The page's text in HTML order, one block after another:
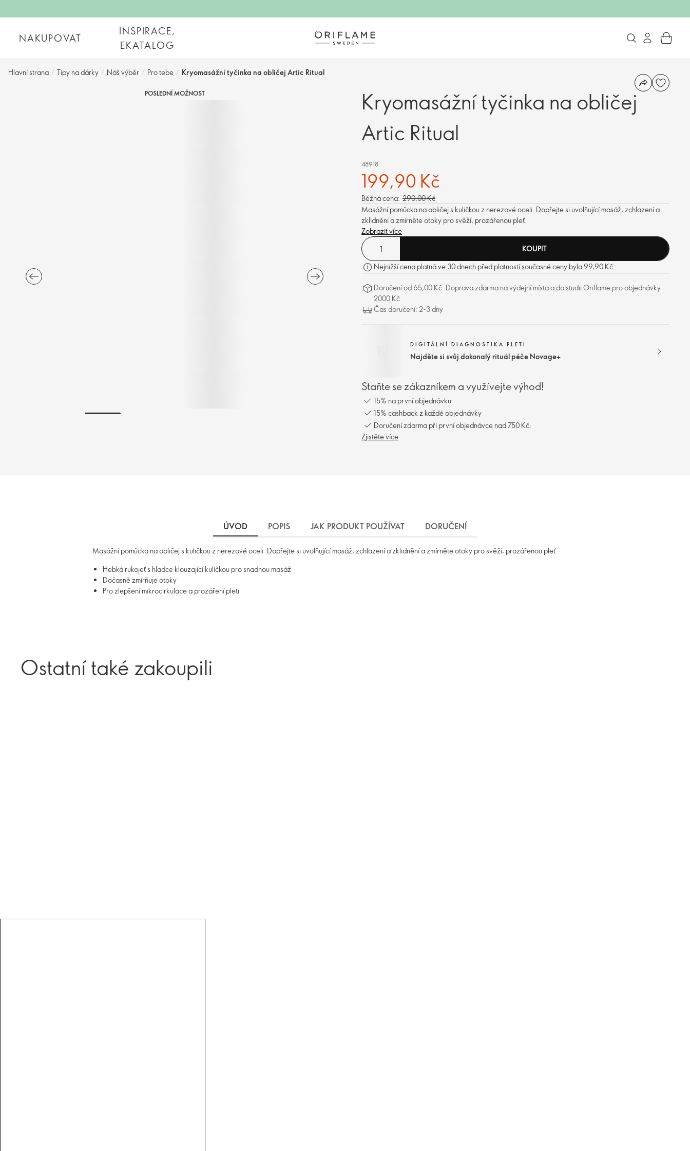
NAKUPOVAT
INSPIRACE,
EKATALOG
Hlavní strana / Tipy na dárky / Náš výběr / Pro tebe / Kryomasážní tyčinka na obličej Artic Ritual
POSLEDNÍ MOŽNOST
Kryomasážní tyčinka na obličej
Artic Ritual
48918
199,90 Kč
Běžná cena: 290,00 Kč
Masážní pomůcka na obličej s kuličkou z nerezové oceli. Dopřejte si uvolňující masáž, zchlazení a
zklidnění a zmírněte otoky pro svěží, prozářenou pleť.
Zobrazit více
KOUPIT
Nejnižší cena platná ve 30 dnech před platností současné ceny byla 99,90 Kč
Doručení od 65,00 Kč. Doprava zdarma na výdejní místa a do studii Oriflame pro objednávky
2000 Kč
Čas doručení: 2-3 dny
DIGITÁLNÍ DIAGNOSTIKA PLETI
Najděte si svůj dokonalý rituál péče Novage+
Staňte se zákazníkem a využívejte výhod!
15% na první objednávku
15% cashback z každé objednávky
Doručení zdarma při první objednávce nad 750 Kč.
Zjistěte více
ÚVOD POPIS JAK PRODUKT POUŽÍVAT DORUČENÍ
Masážní pomůcka na obličej s kuličkou z nerezové oceli. Dopřejte si uvolňující masáž, zchlazení a zklidnění a zmírněte otoky pro svěží, prozářenou pleť.
Hebká rukojeť s hladce klouzající kuličkou pro snadnou masáž
Dočasně zmírňuje otoky
Pro zlepšení mikrocirkulace a prozáření pleti
Ostatní také zakoupili